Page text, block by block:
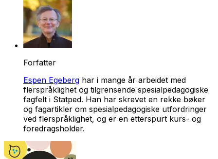
Forfatter
Espen Egeberg har i mange år arbeidet med
flerspråklighet og tilgrensende spesialpedagogiske
fagfelt i Statped. Han har skrevet en rekke bøker
og fagartikler om spesialpedagogiske utfordringer
ved flerspråklighet, og er en etterspurt kurs- og
foredragsholder.